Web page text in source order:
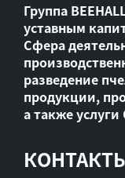
Группа
уставным
Сфера
разведение
продукции,
а также услуги